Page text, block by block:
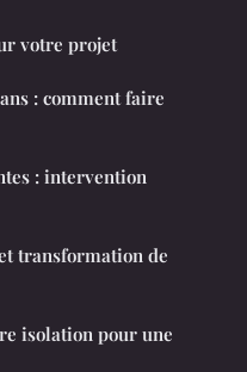
votre projet
: comment faire
: intervention
transformation de
isolation pour une